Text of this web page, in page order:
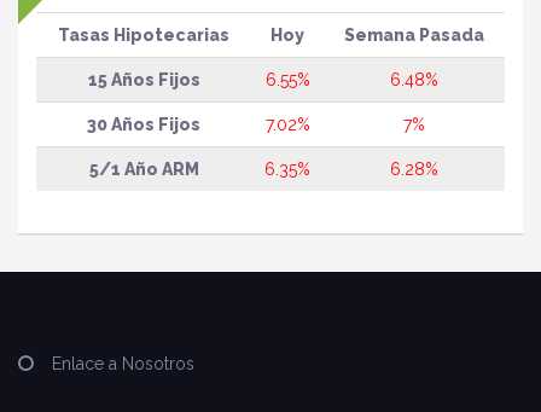
Tasas Hipotecarias Hoy Semana Pasada
15 Años Fijos 6.55% 6.48%
30 Años Fijos 7.02% 7%
5/1 Año ARM 6.35% 6.28%
Enlace a Nosotros